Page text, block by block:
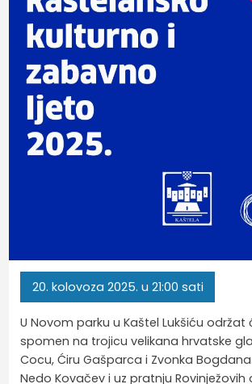
20. kolovoza 2025. u 21:00 sati
U Novom parku u Kaštel Lukšiću održat
spomen na trojicu velikana hrvatske
Cocu, Ćiru Gašparca i Zvonka
Nedo Kovačev i uz pratnju Rovinježovih